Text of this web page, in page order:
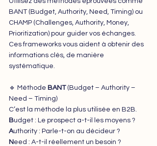
BANT (Budget, Authority, Need, Timing) ou
CHAMP (Challenges, Authority, Money,
Prioritization) pour guider vos échanges.
Ces frameworks vous aident à obtenir des
informations clés, de manière
systématique.
🔹 Méthode BANT (Budget – Authority –
Need – Timing)
C’est la méthode la plus utilisée en B2B.
Budget : Le prospect a-t-il les moyens ?
Authority : Parle-t-on au décideur ?
N eed : A-t-il réellement un besoin ?